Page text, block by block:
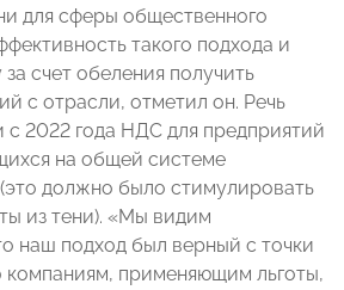
для сферы общественного
такого подхода и
счет обеления получить
с отрасли, отметил он. Речь
с 2022 года НДС для предприятий
на общей системе
должно было стимулировать
из тени). «Мы видим
наш подход был верный с точки
компаниям, применяющим льготы,